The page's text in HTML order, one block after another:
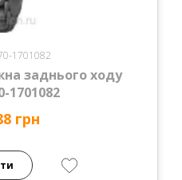
1701082
заднього ходу
1701082
грн